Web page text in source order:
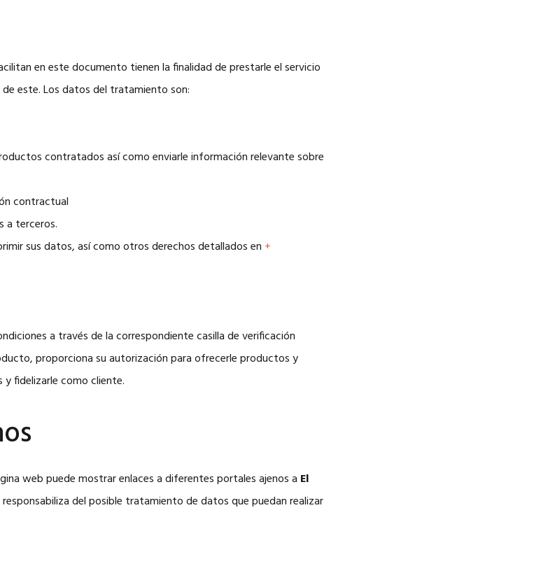
en este documento tienen la finalidad de prestarle el servicio
este. Los datos del tratamiento son:
contratados así como enviarle información relevante sobre
contractual
a terceros.
sus datos, así como otros derechos detallados en +
a través de la correspondiente casilla de verificación
proporciona su autorización para ofrecerle productos y
fidelizarle como cliente.
web puede mostrar enlaces a diferentes portales ajenos a El
del posible tratamiento de datos que puedan realizar